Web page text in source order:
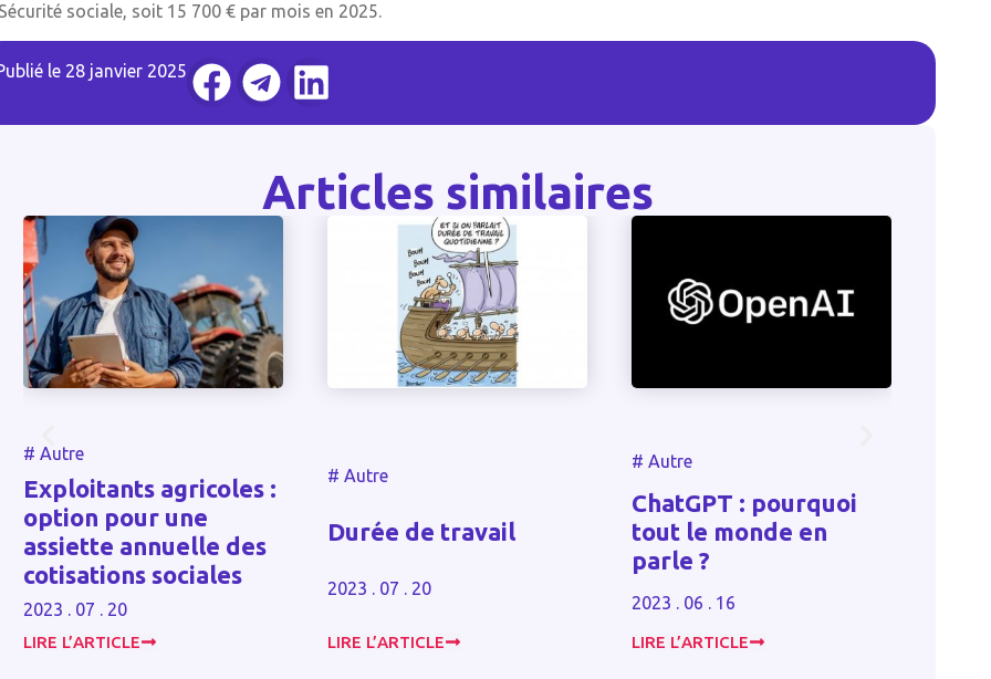
sociale, soit 15 700 € par mois en 2025.
le 28 janvier 2025
Articles similaires
# Autre
Exploitants agricoles :
option pour une
assiette annuelle des
cotisations sociales
2023 . 07 . 20
LIRE L’ARTICLE
# Autre
Durée de travail
2023 . 07 . 20
LIRE L’ARTICLE
# Autre
ChatGPT : pourquoi
tout le monde en
parle ?
2023 . 06 . 16
LIRE L’ARTICLE